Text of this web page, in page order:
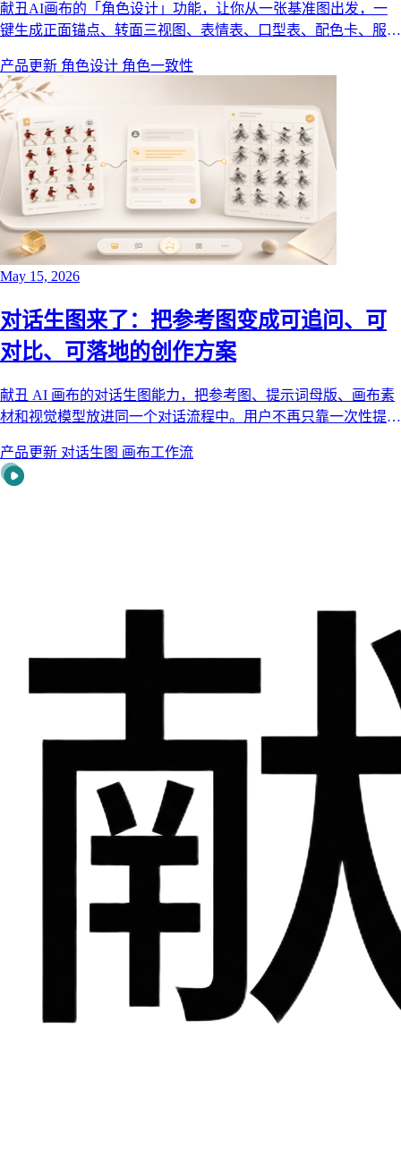
献丑AI画布的「角色设计」功能，让你从一张基准图出发，一
键生成正面锚点、转面三视图、表情表、口型表、配色卡、服装
风汉服角色案例，拆解每一项资产的作用、依赖关系与使用方
法，帮你在短剧、动画、分镜里锁死角色一致性。
产品更新 角色设计 角色一致性
May 15, 2026
对话生图来了：把参考图变成可追问、可
对比、可落地的创作方案
献丑 AI 画布的对话生图能力，把参考图、提示词母版、画布素
材和视觉模型放进同一个对话流程中。用户不再只靠一次性提示
生图或图生图方案直接落到画布工作流。
产品更新 对话生图 画布工作流